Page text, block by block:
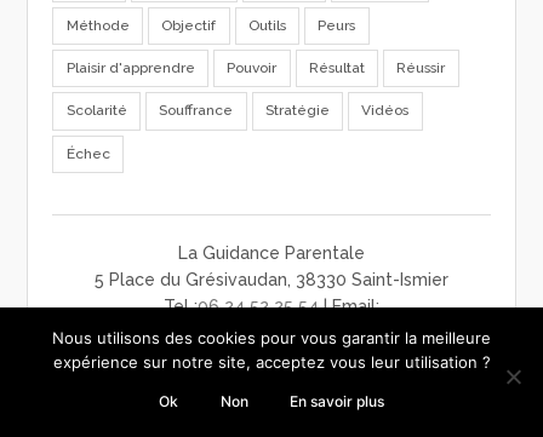
Méthode Objectif Outils Peurs
Plaisir d'apprendre Pouvoir Résultat Réussir
Scolarité Souffrance Stratégie Vidéos
Échec
La Guidance Parentale
5 Place du Grésivaudan, 38330 Saint-Ismier
Tel :06 24 52 25 54| Email:
contact@laguidanceparentale.com
mentions légales-charte de confidentialité-CGV
Nous utilisons des cookies pour vous garantir la meilleure
expérience sur notre site, acceptez vous leur utilisation ?
Ok Non En savoir plus